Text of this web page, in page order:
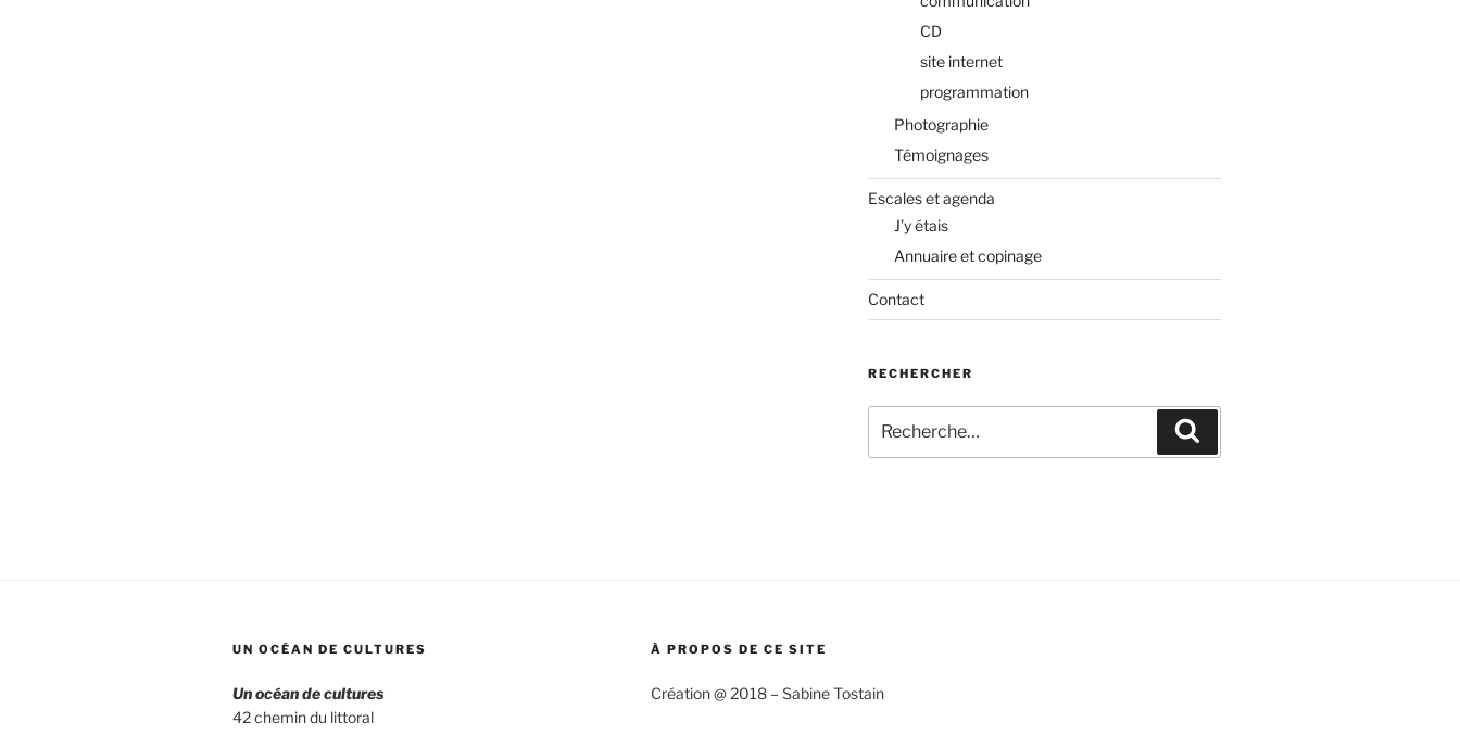
CD
site internet
programmation
Photographie
Témoignages
Escales et agenda
J’y étais
Annuaire et copinage
Contact
RECHERCHER
pour
:
UN OCÉAN DE CULTURES
Un océan de cultures
42 chemin du littoral
À PROPOS DE CE SITE
Création @ 2018 – Sabine Tostain